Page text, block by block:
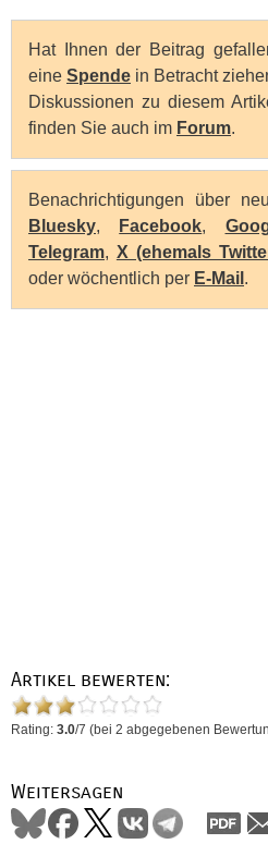
Hat Ihnen der Beitrag
eine Spende in Betracht
Diskussionen zu diesem
finden Sie auch im Forum.
Benachrichtigungen über
Bluesky, Facebook,
Telegram, X (ehemals
oder wöchentlich per E-Mail .
Artikel bewerten:
Rating: 3.0/7 (bei 2 abgegebenen
Weitersagen